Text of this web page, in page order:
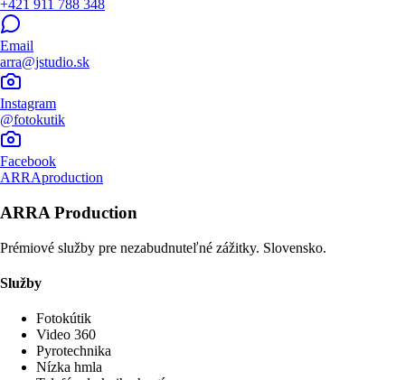
+421 911 788 348
Email
arra@jstudio.sk
Instagram
@fotokutik
Facebook
ARRAproduction
ARRA Production
Prémiové služby pre nezabudnuteľné zážitky. Slovensko.
Služby
Fotokútik
Video 360
Pyrotechnika
Nízka hmla